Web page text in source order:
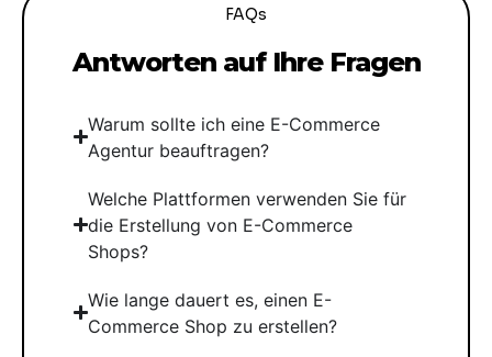
FAQs
Antworten auf Ihre Fragen
Warum sollte ich eine E-Commerce
Agentur beauftragen?
Welche Plattformen verwenden Sie für
die Erstellung von E-Commerce
Shops?
Wie lange dauert es, einen E-
Commerce Shop zu erstellen?